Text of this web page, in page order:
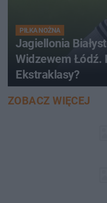
PIŁKA NOŻNA
Jagiellonia
Widzewem Łódź.
Ekstraklasy?
ZOBACZ WIĘCEJ